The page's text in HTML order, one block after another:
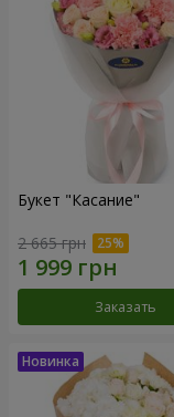
Букет "Касание"
2 665 грн
Заказать